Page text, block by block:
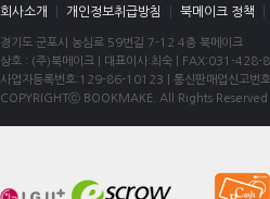
회사소개 개인정보취급방침 북메이크 정책
경기도 군포시 농심로 59번길 7-12 4층 북메이크
상호 : (주)북메이크 | 대표이사:최숙 | FAX:031-428-
사업자등록번호:129-86-10123 | 통신판매업신고번
COPYRIGHTⓒ BOOKMAKE. All Rights Reserved